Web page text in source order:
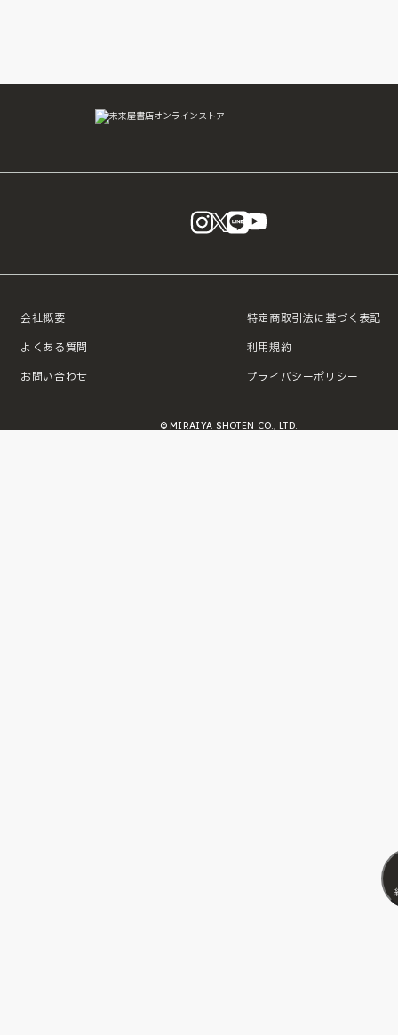
instagram
X LINE
会社概要
よくある質問
お問い合わせ
特定商取引法に基づく表記
利用規約
プライバシーポリシー
© MIRAIYA SHOTEN CO., LTD.